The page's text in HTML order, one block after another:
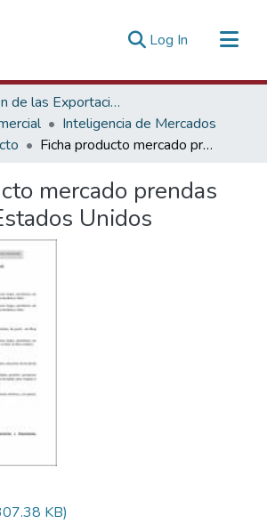
Log In (current)
Promoción de las Exportaciones
Inteligencia de Mercados
Ficha producto mercado prendas athleisure Estados Unidos
mercado prendas
Unidos
KB)